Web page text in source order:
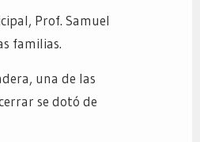
Prof. Samuel
familias.
una de las
se dotó de